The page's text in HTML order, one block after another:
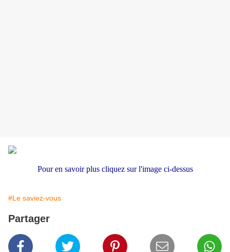
Pour en savoir plus cliquez sur l'image ci-dessus
#Le saviez-vous
Partager